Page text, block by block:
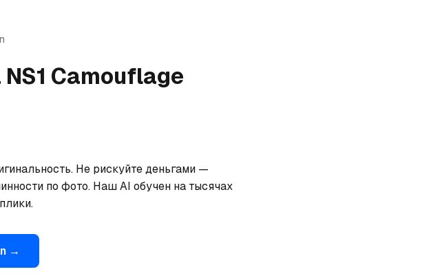
NS1 Camouflage
Не рискуйте деньгами —
по фото. Наш AI обучен на тысячах
→